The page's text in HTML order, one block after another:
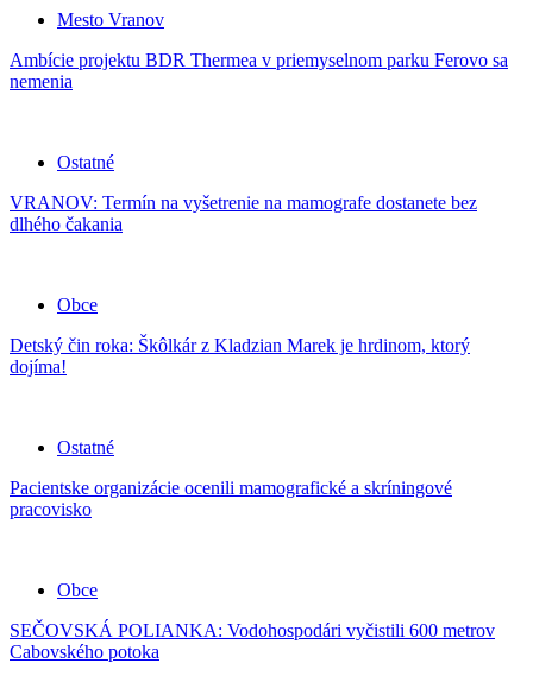
Mesto Vranov
Ambície projektu BDR Thermea v priemyselnom parku Ferovo sa
nemenia
Ostatné
VRANOV: Termín na vyšetrenie na mamografe dostanete bez
dlhého čakania
Obce
Detský čin roka: Škôlkár z Kladzian Marek je hrdinom, ktorý
dojíma!
Ostatné
Pacientske organizácie ocenili mamografické a skríningové
pracovisko
Obce
SEČOVSKÁ POLIANKA: Vodohospodári vyčistili 600 metrov
Cabovského potoka